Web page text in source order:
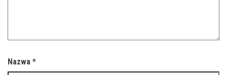
Nazwa *